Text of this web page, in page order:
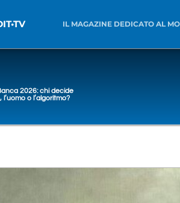
IL MAGAZINE DEDICATO AL
2026: chi decide
l’uomo o l’algoritmo?